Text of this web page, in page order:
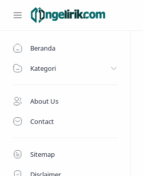
Beranda
Kategori
About Us
Contact
Sitemap